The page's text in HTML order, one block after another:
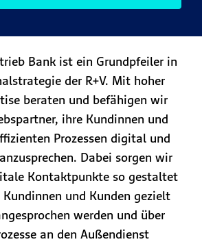
Bank ist ein Grundpfeiler in
der R+V. Mit hoher
beraten und befähigen wir
ihre Kundinnen und
Prozessen digital und
Dabei sorgen wir
Kontaktpunkte so gestaltet
und Kunden gezielt
werden und über
an den Außendienst